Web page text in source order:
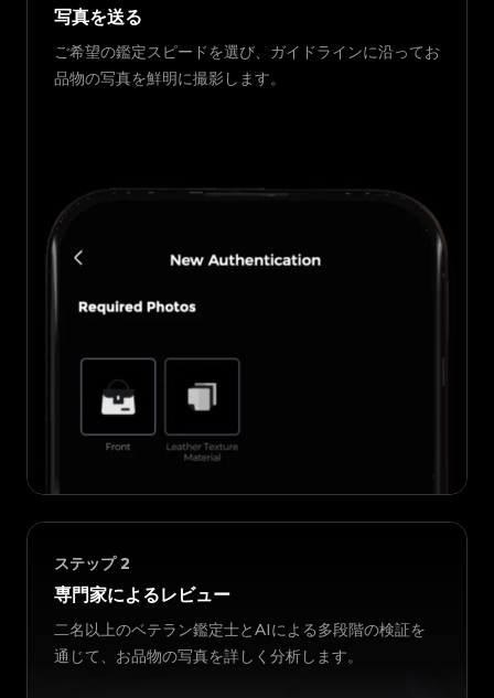
写真を送る
ご希望の鑑定スピードを選び、ガイドラインに沿ってお
品物の写真を鮮明に撮影します。
ステップ 2
専門家によるレビュー
二名以上のベテラン鑑定士とAIによる多段階の検証を
通じて、お品物の写真を詳しく分析します。